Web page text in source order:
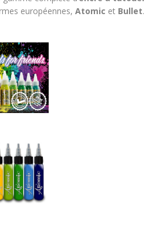
européennes,Atomic et Bullet.